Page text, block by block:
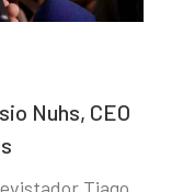
Nuhs, CEO